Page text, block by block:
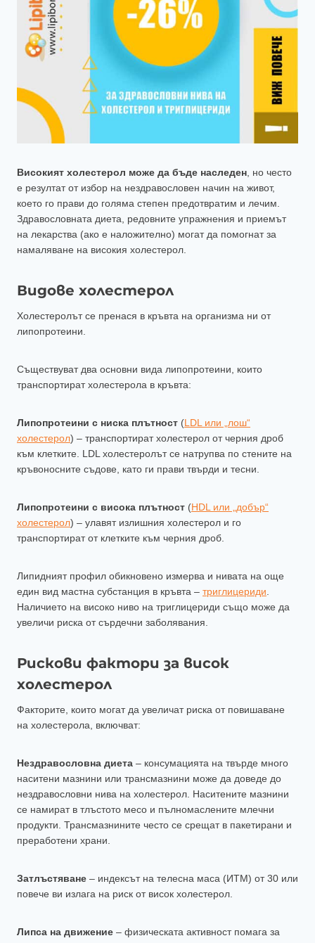
Високият холестерол може да бъде наследен , но често
е резултат от избор на нездравословен начин на живот,
което го прави до голяма степен предотвратим и лечим.
Здравословната диета, редовните упражнения и приемът
на лекарства (ако е наложително) могат да помогнат за
намаляване на високия холестерол.
Видове холестерол
Холестеролът се пренася в кръвта на организма ни от
липопротеини.
Съществуват два основни вида липопротеини, които
транспортират холестерола в кръвта:
Липопротеини с ниска плътност (LDL или „лош“
холестерол) – транспортират холестерол от черния дроб
към клетките. LDL холестеролът се натрупва по стените на
кръвоносните съдове, като ги прави твърди и тесни.
Липопротеини с висока плътност (HDL или „добър“
холестерол) – улавят излишния холестерол и го
транспортират от клетките към черния дроб.
Липидният профил обикновено измерва и нивата на още
един вид мастна субстанция в кръвта – триглицериди
Наличието на високо ниво на триглицериди също може да
увеличи риска от сърдечни заболявания.
Рискови фактори за висок
холестерол
Факторите, които могат да увеличат риска от повишаване
на холестерола, включват:
Нездравословна диета – консумацията на твърде много
наситени мазнини или трансмазнини може да доведе до
нездравословни нива на холестерол. Наситените мазнини
се намират в тлъстото месо и пълномаслените млечни
продукти. Трансмазнините често се срещат в пакетирани и
преработени храни.
Затлъстяване – индексът на телесна маса (ИТМ) от 30 или
повече ви излага на риск от висок холестерол.
Липса на движение – физическата активност помага за